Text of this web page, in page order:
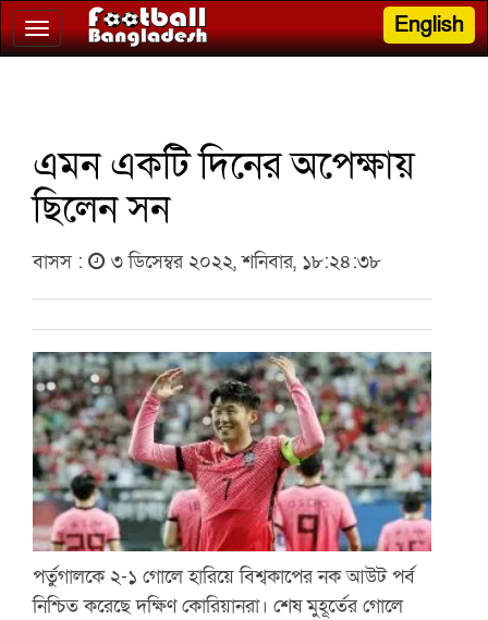
Toggle
navigation
English
এমন একটি দিনের অপেক্ষায়
ছিলেন সন
বাসস : ৩ ডিসেম্বর ২০২২, শনিবার, ১৮:২৪:৩৮
পর্তুগালকে ২-১ গোলে হারিয়ে বিশ্বকাপের নক আউট পর্ব
নিশ্চিত করেছে দক্ষিণ কোরিয়ানরা। শেষ মুহূর্তের গোলে